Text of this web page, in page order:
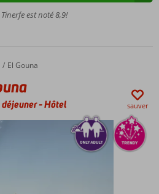
est noté 8,9!
El Gouna
-Hôtel sauver